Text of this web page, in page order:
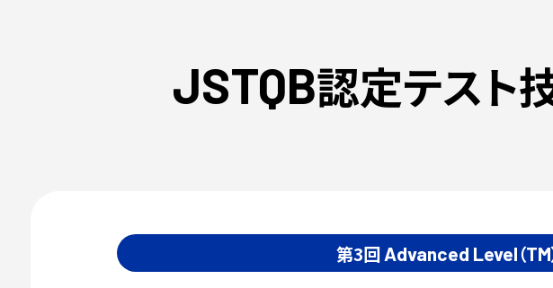
JSTQB認定テスト
第3回 Advanced Level（TM